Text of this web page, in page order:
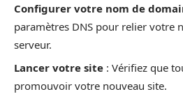
Configurer votre nom de
paramètres DNS pour relier votre
serveur.
Lancer votre site : Vérifiez que
promouvoir votre nouveau site.